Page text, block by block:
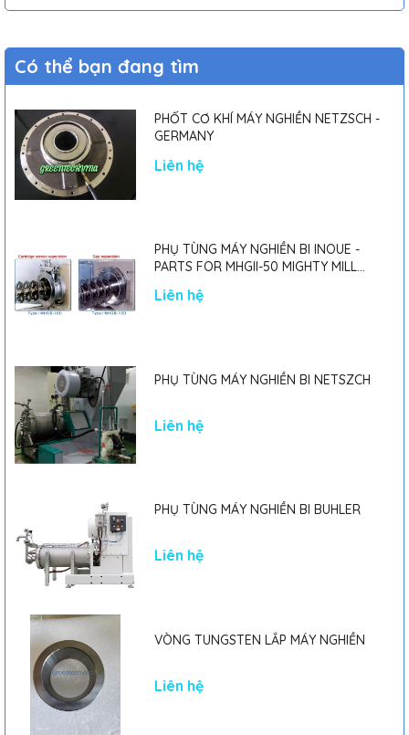
Có thể bạn đang tìm
PHỐT CƠ KHÍ MÁY NGHIỀN NETZSCH -
GERMANY
Liên hệ
PHỤ TÙNG MÁY NGHIỀN BI INOUE -
PARTS FOR MHGII-50 MIGHTY MILL
Liên hệ
PHỤ TÙNG MÁY NGHIỀN BI NETSZCH
Liên hệ
PHỤ TÙNG MÁY NGHIỀN BI BUHLER
Liên hệ
VÒNG TUNGSTEN LẮP MÁY NGHIỀN
Liên hệ